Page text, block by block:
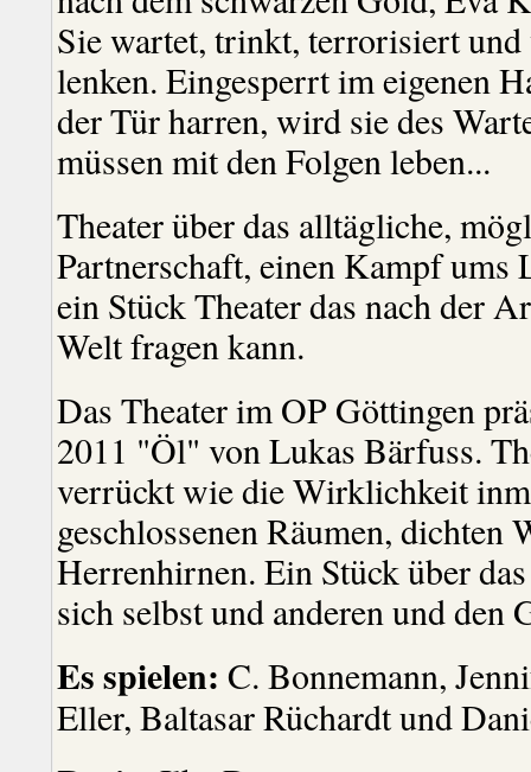
Sie wartet, trinkt, terrorisiert und
lenken. Eingesperrt im eigenen
der Tür harren, wird sie des
müssen mit den Folgen leben...
Theater über das alltägliche,
Partnerschaft, einen Kampf ums
ein Stück Theater das nach der
Welt fragen kann.
Das Theater im OP Göttingen
2011 "Öl" von Lukas Bärfuss.
verrückt wie die Wirklichkeit
geschlossenen Räumen, dichten
Herrenhirnen. Ein Stück über
sich selbst und anderen und den
Es spielen: C. Bonnemann,
Eller, Baltasar Rüchardt und